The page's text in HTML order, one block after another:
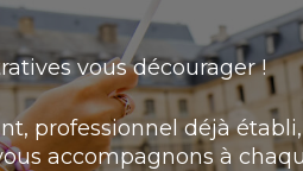
vous décourager !
professionnel déjà
accompagnons à